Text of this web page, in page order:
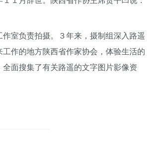
室负责拍摄。３年来，摄制组深入路遥
作的地方陕西省作家协会，体验生活的
面搜集了有关路遥的文字图片影像资